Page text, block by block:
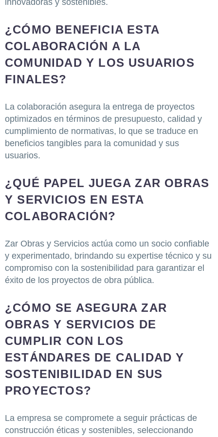
¿CÓMO BENEFICIA ESTA
COLABORACIÓN A LA
COMUNIDAD Y LOS USUARIOS
FINALES?
La colaboración asegura la entrega de proyectos
optimizados en términos de presupuesto, calidad y
cumplimiento de normativas, lo que se traduce en
beneficios tangibles para la comunidad y sus
usuarios.
¿QUÉ PAPEL JUEGA ZAR OBRAS
Y SERVICIOS EN ESTA
COLABORACIÓN?
Zar Obras y Servicios actúa como un socio confiable
y experimentado, brindando su expertise técnico y su
compromiso con la sostenibilidad para garantizar el
éxito de los proyectos de obra pública.
¿CÓMO SE ASEGURA ZAR
OBRAS Y SERVICIOS DE
CUMPLIR CON LOS
ESTÁNDARES DE CALIDAD Y
SOSTENIBILIDAD EN SUS
PROYECTOS?
La empresa se compromete a seguir prácticas de
construcción éticas y sostenibles, seleccionando